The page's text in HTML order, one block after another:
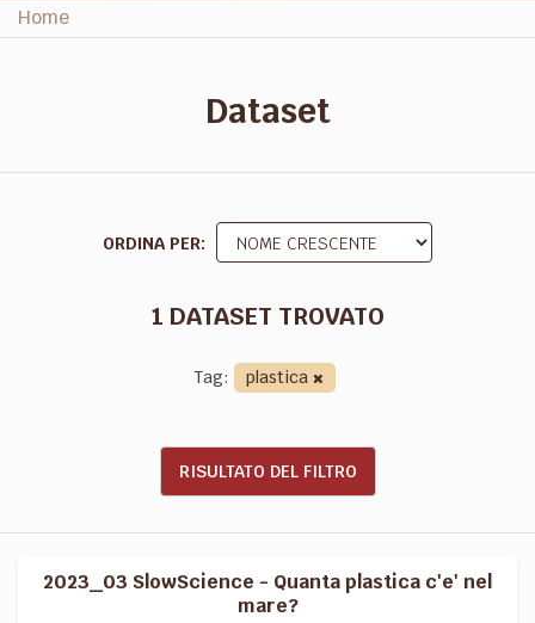
Home
Dataset
ORDINA PER
1 DATASET TROVATO
Tag: plastica
RISULTATO DEL FILTRO
2023_03 SlowScience - Quanta plastica c'e' nel
mare?